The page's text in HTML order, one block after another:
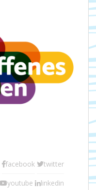
facebook twitter
youtube linkedin